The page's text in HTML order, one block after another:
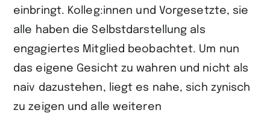
einbringt. Kolleg:innen und Vorgesetzte, sie
alle haben die Selbstdarstellung als
engagiertes Mitglied beobachtet. Um nun
das eigene Gesicht zu wahren und nicht als
naiv dazustehen, liegt es nahe, sich zynisch
zu zeigen und alle weiteren